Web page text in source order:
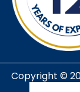
Copyright ©